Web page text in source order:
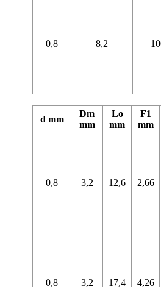
0,8 8,2
d mm
Dm
mm
Lo
mm
F1
mm
0,8 3,2 12,6 2,66
0,8 3,2 17,4 4,26